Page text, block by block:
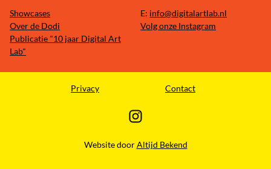
Showcases
Over de Dodi
Publicatie "10 jaar Digital Art
Lab"
E: info@digitalartlab.nl
Volg onze Instagram
Website doorAltijd Bekend
Privacy Contact